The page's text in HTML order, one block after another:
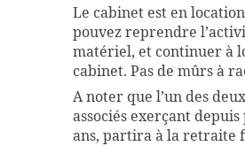
Le cabinet est en
pouvez reprendre
matériel, et continuer à
cabinet. Pas de mûrs à
A noter que l’un des
associés exerçant depuis
ans, partira à la retraite